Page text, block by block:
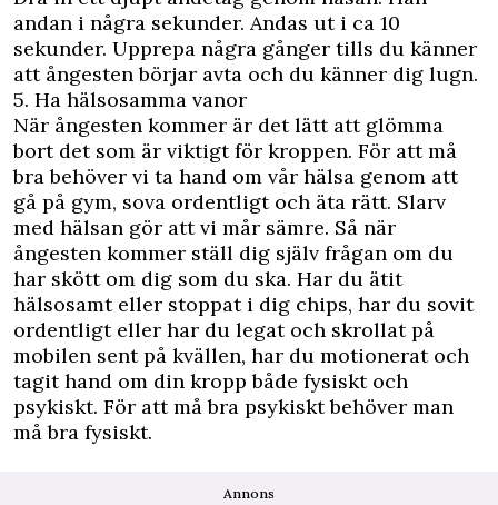
andan i några sekunder. Andas ut i ca 10
sekunder. Upprepa några gånger tills du känner
att ångesten börjar avta och du känner dig lugn.
5. Ha hälsosamma vanor
När ångesten kommer är det lätt att glömma
bort det som är viktigt för kroppen. För att må
bra behöver vi ta hand om vår hälsa genom att
gå på gym, sova ordentligt och äta rätt. Slarv
med hälsan gör att vi mår sämre. Så när
ångesten kommer ställ dig själv frågan om du
har skött om dig som du ska. Har du ätit
hälsosamt eller stoppat i dig chips, har du sovit
ordentligt eller har du legat och skrollat på
mobilen sent på kvällen, har du motionerat och
tagit hand om din kropp både fysiskt och
psykiskt. För att må bra psykiskt behöver man
må bra fysiskt.
Annons